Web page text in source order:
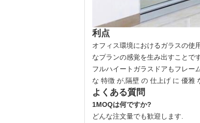
利点
オフィス環境におけるガラスの使
なプランの感覚を生み出すことで
フルハイートガラスドアもフレー
な 特徴 が,隔壁 の 仕上げ に 優雅
よくある質問
1MOQは何ですか?
どんな注文量でも歓迎します.